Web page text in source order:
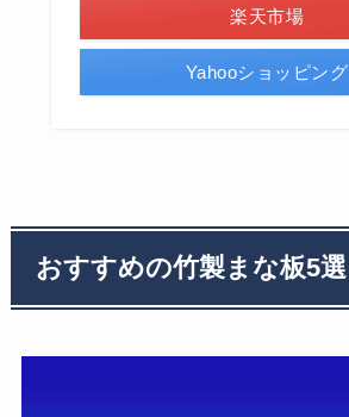
楽天市場
Yahooショッピング
おすすめの竹製まな板5選